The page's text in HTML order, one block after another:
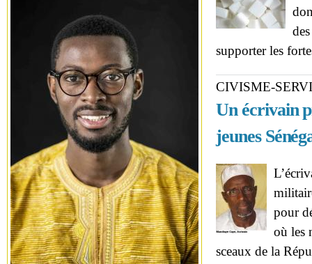
supporter les
CIVISME-
Un écrivain
jeunes
pour
où les
sceaux de la